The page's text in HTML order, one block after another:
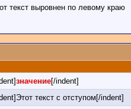
текст выровнен по левому краю
значение[/indent]
текст с отступом[/indent]